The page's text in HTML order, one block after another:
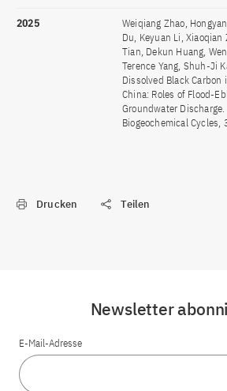
2025
Weiqiang Zhao,
Du, Keyuan Li,
Tian, Dekun Huang,
Terence Yang, Shuh-Ji
Dissolved Black
China: Roles of Flood-
Groundwater
Biogeochemical Cycles,
Drucken Teilen
Newsletter
E-Mail-Adresse